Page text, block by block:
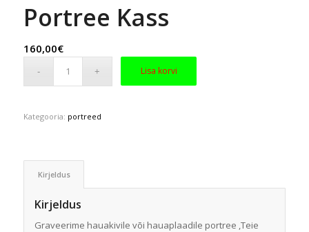
Portree Kass
160,00€
Lisa korvi
Kategooria: portreed
Kirjeldus
Kirjeldus
Graveerime hauakivile või hauaplaadile portree ,Teie